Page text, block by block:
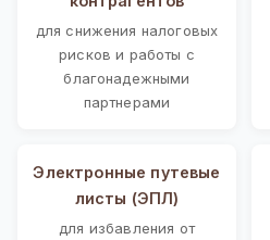
для снижения налоговых
рисков и работы с
благонадежными
партнерами
Электронные путевые
листы (ЭПЛ)
для избавления от